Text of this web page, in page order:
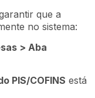
que a
no sistema:
> Aba
PIS/COFINS está